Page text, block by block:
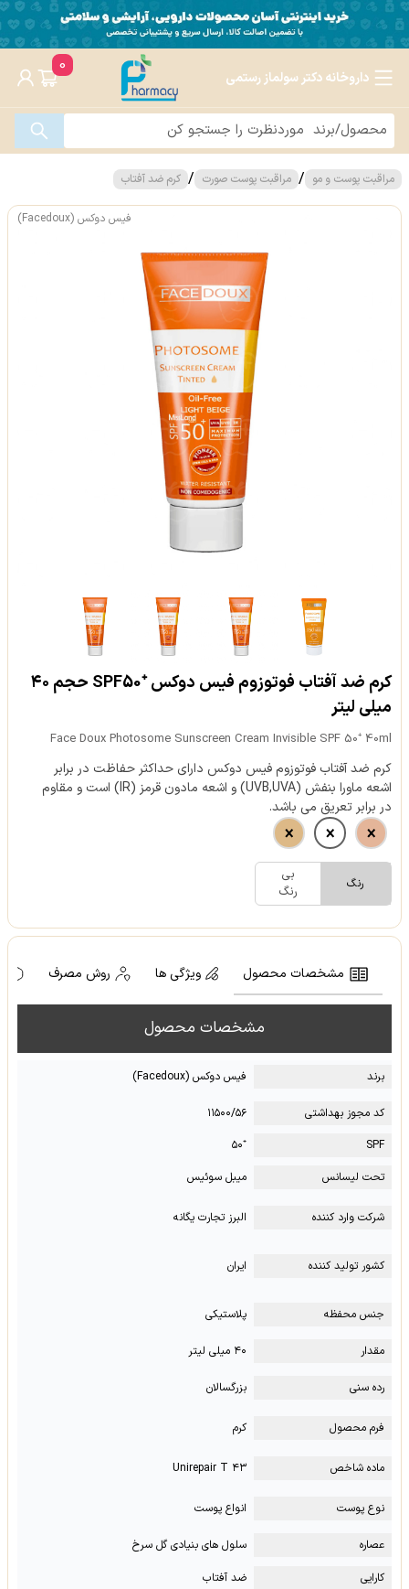
داروخانه دکتر سولماز رستمی
0
مراقبت پوست و مو / مراقبت پوست صورت / کرم ضد آفتاب
فیس دوکس (Facedoux)
کرم ضد آفتاب فوتوزوم فیس دوکس ⁺SPF50 حجم ۴۰
میلی لیتر
Face Doux Photosome Sunscreen Cream Invisible SPF 50⁺ 40ml
کرم ضد آفتاب فوتوزوم فیس دوکس دارای حداکثر حفاظت در برابر
اشعه ماورا بنفش (UVB,UVA) و اشعه مادون قرمز (IR) است و مقاوم
در برابر تعریق می باشد.
رنگ
بی
رنگ
مشخصات محصول ویژگی ها روش مصرف
مشخصات محصول
برند فیس دوکس (Facedoux)
کد مجوز بهداشتی
۱۱۵۰۰/۵۶
SPF
⁺۵۰
تحت لیسانس
میبل سوئیس
شرکت وارد کننده البرز تجارت یگانه
کشور تولید کننده ایران
جنس محفظه پلاستیکی
مقدار ۴۰ میلی لیتر
رده سنی بزرگسالان
فرم محصول کرم
ماده شاخص Unirepair T ۴۳
نوع پوست انواع پوست
عصاره
سلول های بنیادی گل سرخ
کارایی
ضد آفتاب